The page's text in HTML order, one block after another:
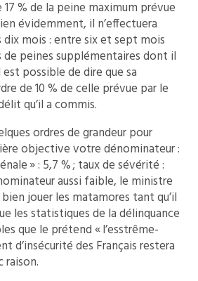
% de la peine maximum prévue
évidemment, il n’effectuera
dix mois : entre six et sept mois
peines supplémentaires dont il
possible de dire que sa
de 10 % de celle prévue par le
qu’il a commis.
ordres de grandeur pour
objective votre dénominateur :
» : 5,7 % ; taux de sévérité :
aussi faible, le ministre
jouer les matamores tant qu’il
les statistiques de la délinquance
que le prétend « l’esstrême-
d’insécurité des Français restera
raison.